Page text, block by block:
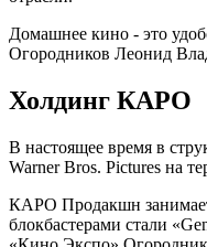
Домашнее кино - это
Огородников Леонид
Холдинг КАРО
В настоящее время в
Warner Bros. Pictures на
КАРО Продакшн
блокбастерами стали